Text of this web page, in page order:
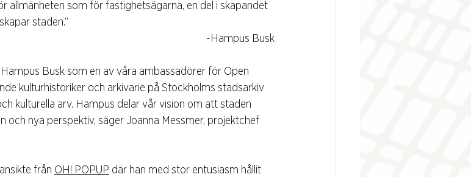
allmänheten som för fastighetsägarna, en del i skapandet
staden.”
-Hampus Busk
Busk som en av våra ambassadörer för Open
kulturhistoriker och arkivarie på Stockholms stadsarkiv
kulturella arv. Hampus delar vår vision om att staden
och nya perspektiv, säger Joanna Messmer, projektchef
från OH! POPUP där han med stor entusiasm hållit